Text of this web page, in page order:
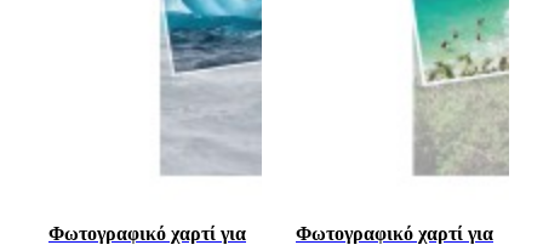
Φωτογραφικό χαρτί για
Φωτογραφικό χαρτί για